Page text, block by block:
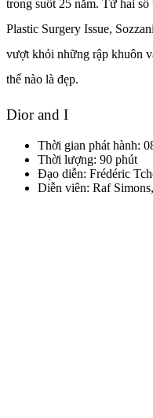
trong suốt 25 năm. Từ hai
Plastic Surgery Issue,
vượt khỏi những rập khuôn
thế nào là đẹp.
Dior and I
Thời gian phát hành:
Thời lượng: 90 phút
Đạo diễn: Frédéric
Diễn viên: Raf